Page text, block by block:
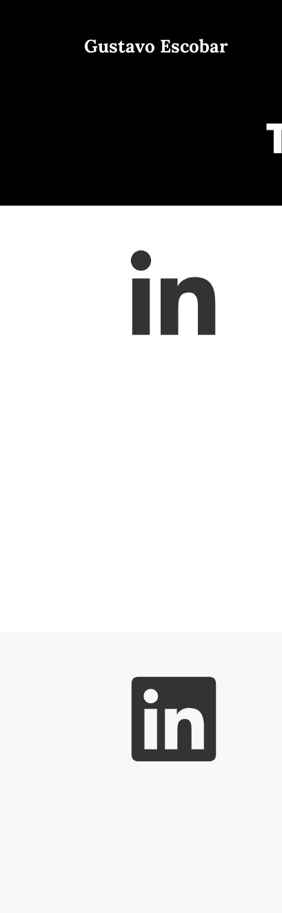
Gustavo Escobar